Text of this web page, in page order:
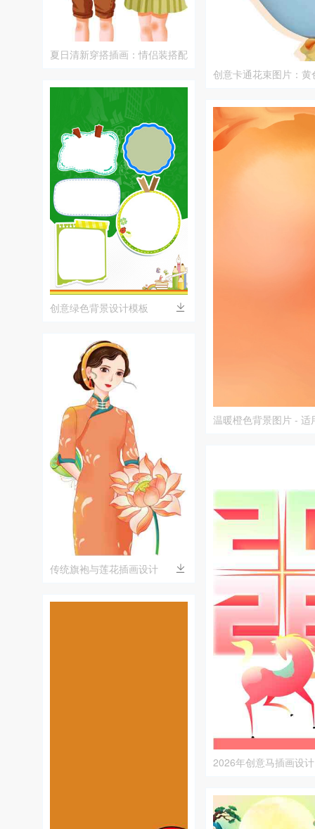
夏日清新穿搭插画：情侣装搭配
创意绿色背景设计模板
传统旗袍与莲花插画设计
创意卡通花束图片：黄
温暖橙色背景图片 - 适
2026年创意马插画设计